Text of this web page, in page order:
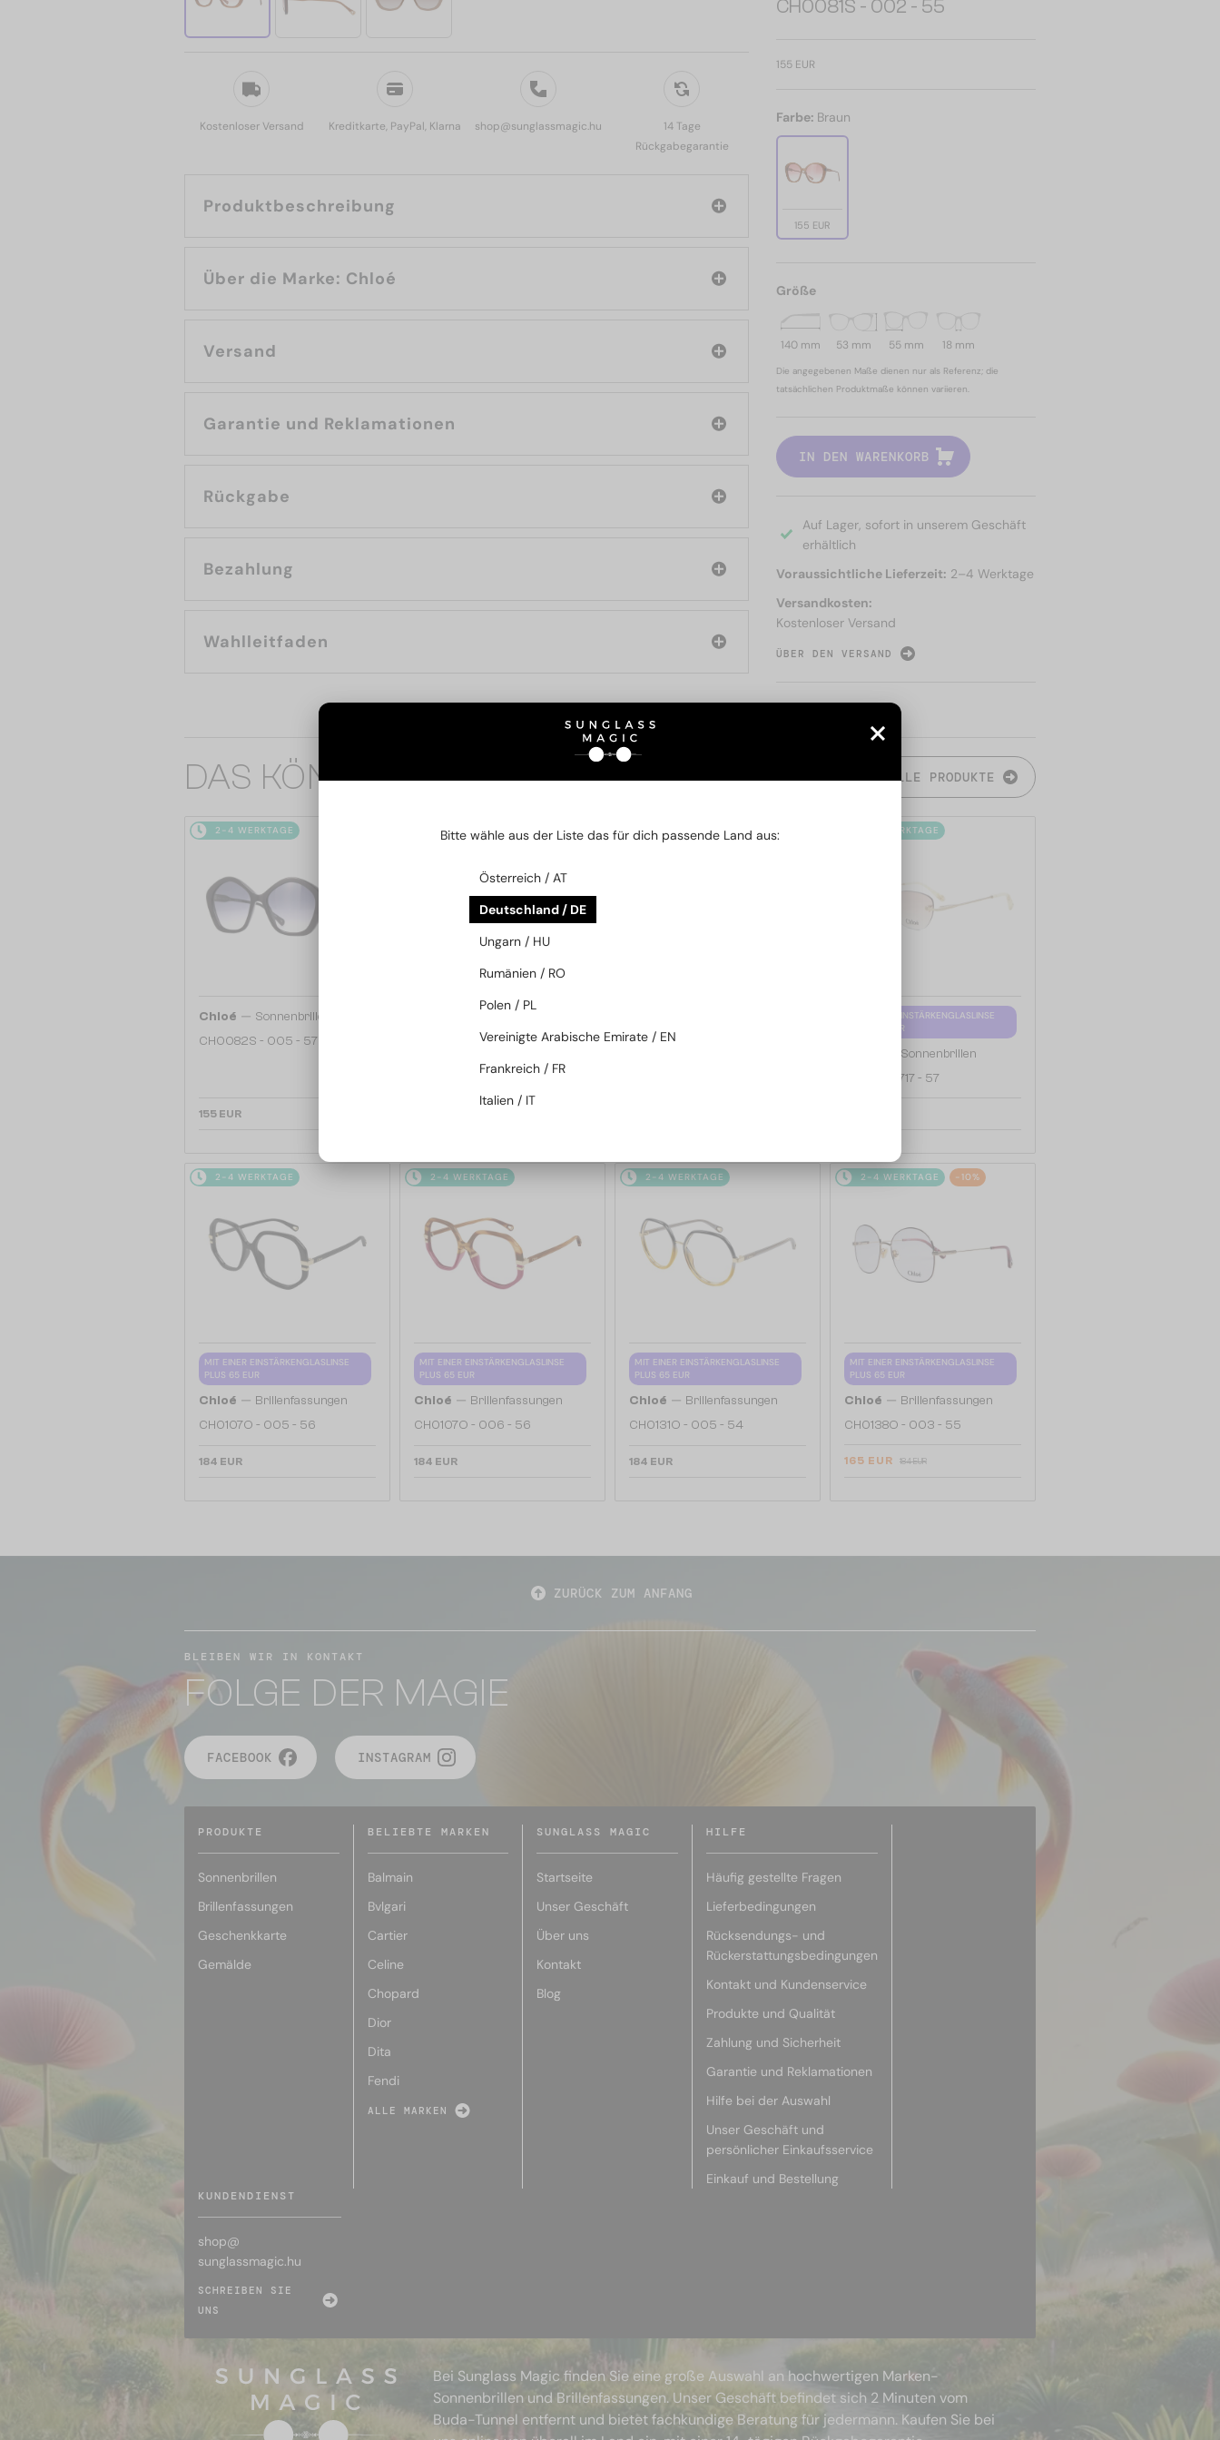
Kostenloser Versand Kreditkarte, PayPal, Klarna shop@sunglassmagic.hu
14 Tage
Rückgabegarantie
Produktbeschreibung
Über die Marke: Chloé
Versand
Garantie und Reklamationen
Rückgabe
Bezahlung
Wahlleitfaden
CH0081S - 002 - 55
155 EUR
Farbe: Braun
155 EUR
Größe
140 mm 53 mm 55 mm 18 mm
Die angegebenen Maße dienen nur als Referenz; die
tatsächlichen Produktmaße können variieren.
IN DEN WARENKORB
Auf Lager, sofort in unserem Geschäft
erhältlich
Voraussichtliche Lieferzeit: 2–4 Werktage
Versandkosten:
Kostenloser Versand
ÜBER DEN VERSAND
DAS KÖNNTE SIE AUCH INTERESSIEREN ALLE PRODUKTE
2-4 WERKTAGE
Chloé — Sonnenbrillen
CH0082S - 005 - 57
155 EUR
2-4 WERKTAGE
CH0125SA - 004 - 57
2-4 WERKTAGE -34%
CH0135S - 001 - 58
2-4 WERKTAGE
MIT EINER EINSTÄRKENGLASLINSE
PLUS 65 EUR
Sonnenbrillen
CE2154 - 717 - 57
2-4 WERKTAGE
MIT EINER EINSTÄRKENGLASLINSE
PLUS 65 EUR
Chloé — Brillenfassungen
CH0107O - 005 - 56
184 EUR
2-4 WERKTAGE
MIT EINER EINSTÄRKENGLASLINSE
PLUS 65 EUR
Chloé — Brillenfassungen
CH0107O - 006 - 56
184 EUR
2-4 WERKTAGE
MIT EINER EINSTÄRKENGLASLINSE
PLUS 65 EUR
Chloé — Brillenfassungen
CH0131O - 005 - 54
184 EUR
2-4 WERKTAGE -10%
MIT EINER EINSTÄRKENGLASLINSE
PLUS 65 EUR
Chloé — Brillenfassungen
CH0138O - 003 - 55
165 EUR 184 EUR
ZURÜCK ZUM ANFANG
BLEIBEN WIR IN KONTAKT
FOLGE DER MAGIE
FACEBOOK INSTAGRAM
PRODUKTE
Sonnenbrillen
Brillenfassungen
Geschenkkarte
Gemälde
BELIEBTE MARKEN
Balmain
Bvlgari
Cartier
Celine
Chopard
Dior
Dita
Fendi
ALLE MARKEN
SUNGLASS MAGIC
Startseite
Unser Geschäft
Über uns
Kontakt
Blog
HILFE
Häufig gestellte Fragen
Lieferbedingungen
Rücksendungs- und
Rückerstattungsbedingungen
Kontakt und Kundenservice
Produkte und Qualität
Zahlung und Sicherheit
Garantie und Reklamationen
Hilfe bei der Auswahl
Unser Geschäft und
persönlicher Einkaufsservice
Einkauf und Bestellung
KUNDENDIENST
shop@
sunglassmagic.hu
SCHREIBEN SIE
UNS
Bei Sunglass Magic finden Sie eine große Auswahl an hochwertigen Marken-
Sonnenbrillen und Brillenfassungen. Unser Geschäft befindet sich 2 Minuten vom
Buda-Tunnel entfernt und bietet fachkundige Beratung für jedermann. Kaufen Sie bei
Bitte wähle aus der Liste das für dich passende Land aus:
Österreich / AT
Deutschland / DE
Ungarn / HU
Rumänien / RO
Polen / PL
Vereinigte Arabische Emirate / EN
Frankreich / FR
Italien / IT